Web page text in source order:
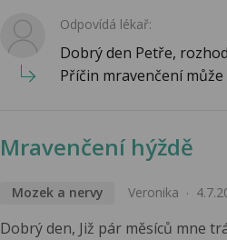
Odpovídá lékař:
Dobrý den Petře,
Příčin mravenčení může
Mravenčení hýždě
Mozek a nervy Veronika
Dobrý den, Již pár měsíců mne